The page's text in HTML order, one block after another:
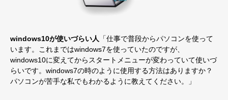
windows10が使いづらい人 「仕事で普段からパソコンを使って
います。これまではwindows7を使っていたのですが、
windows10に変えてからスタートメニューが変わっていて使いづ
らいです。windows7の時のように使用する方法はありますか？
パソコンが苦手な私でもわかるように教えてください。」